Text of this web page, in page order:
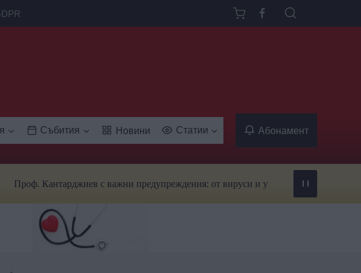
Събития Новини Статии Абонамент
Кантарджиев с важни предупреждения: от вируси и ухапвания от комари до